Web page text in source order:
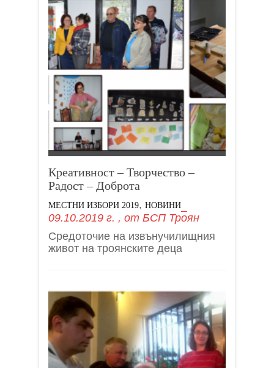
Креативност – Творчество –
Радост – Доброта
МЕСТНИ ИЗБОРИ 2019, НОВИНИ
09.10.2019 г. , от БСП Троян
Средоточие на извънучилищния
живот на троянските деца